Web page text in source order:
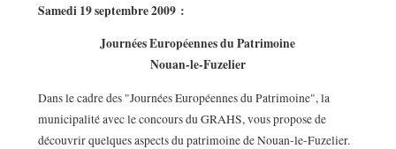
Samedi 19 septembre 2009 :
Journées Européennes du Patrimoine
Nouan-le-Fuzelier
Dans le cadre des "Journées Européennes du Patrimoine", la
municipalité avec le concours du GRAHS, vous propose de
découvrir quelques aspects du patrimoine de Nouan-le-Fuzelier.